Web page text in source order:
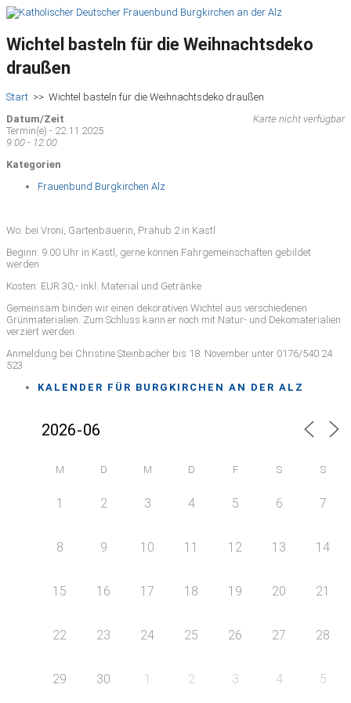
Wichtel basteln für die Weihnachtsdeko
draußen
Start >> Wichtel basteln für die Weihnachtsdeko draußen
Karte nicht verfügbar
Datum/Zeit
Termin(e) - 22.11.2025
9:00 - 12:00
Kategorien
Frauenbund Burgkirchen Alz
Wo: bei Vroni, Gartenbäuerin, Prähub 2 in Kastl
Beginn: 9.00 Uhr in Kastl, gerne können Fahrgemeinschaften gebildet
werden
Kosten: EUR 30,- inkl. Material und Getränke
Gemeinsam binden wir einen dekorativen Wichtel aus verschiedenen
Grünmaterialien. Zum Schluss kann er noch mit Natur- und Dekomaterialien
verziert werden.
Anmeldung bei Christine Steinbacher bis 18. November unter 0176/540 24
523
KALENDER FÜR BURGKIRCHEN AN DER ALZ
M D M D F S S
1 2 3 4 5 6 7
8 9 10 11 12 13 14
15 16 17 18 19 20 21
22 23 24 25 26 27 28
29 30 1 2 3 4 5